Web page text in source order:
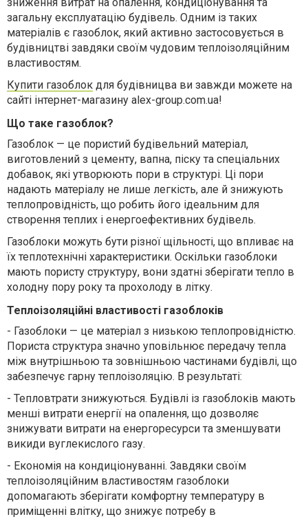
загальну експлуатацію будівель. Одним із таких
матеріалів є газоблок, який активно застосовується в
будівництві завдяки своїм чудовим теплоізоляційним
властивостям.
Купити газоблок для будівницва ви завжди можете на
сайті інтернет-магазину alex-group.com.ua!
Що таке газоблок?
Газоблок — це пористий будівельний матеріал,
виготовлений з цементу, вапна, піску та спеціальних
добавок, які утворюють пори в структурі. Ці пори
надають матеріалу не лише легкість, але й знижують
теплопровідність, що робить його ідеальним для
створення теплих і енергоефективних будівель.
Газоблоки можуть бути різної щільності, що впливає на
їх теплотехнічні характеристики. Оскільки газоблоки
мають пористу структуру, вони здатні зберігати тепло в
холодну пору року та прохолоду в літку.
Теплоізоляційні властивості газоблоків
- Газоблоки — це матеріал з низькою теплопровідністю.
Пориста структура значно уповільнює передачу тепла
між внутрішньою та зовнішньою частинами будівлі, що
забезпечує гарну теплоізоляцію. В результаті:
- Тепловтрати знижуються. Будівлі із газоблоків мають
менші витрати енергії на опалення, що дозволяє
знижувати витрати на енергоресурси та зменшувати
викиди вуглекислого газу.
- Економія на кондиціонуванні. Завдяки своїм
теплоізоляційним властивостям газоблоки
допомагають зберігати комфортну температуру в
приміщенні влітку, що знижує потребу в